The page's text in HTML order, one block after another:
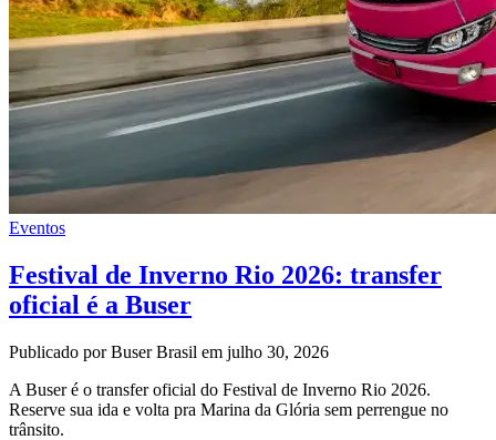
Eventos
Festival de Inverno Rio 2026: transfer
oficial é a Buser
Publicado por Buser Brasil em julho 30, 2026
A Buser é o transfer oficial do Festival de Inverno Rio 2026.
Reserve sua ida e volta pra Marina da Glória sem perrengue no
trânsito.